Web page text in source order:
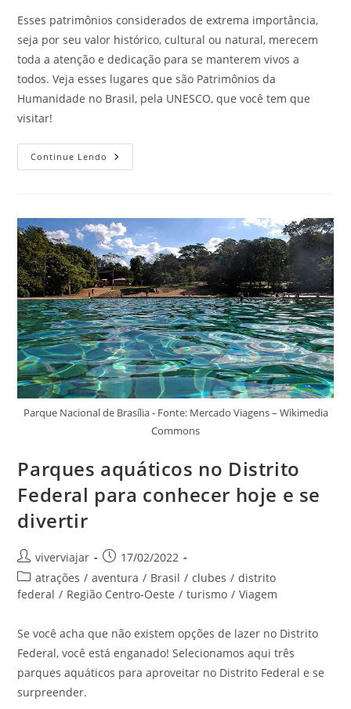
Esses patrimônios considerados de extrema importância,
seja por seu valor histórico, cultural ou natural, merecem
toda a atenção e dedicação para se manterem vivos a
todos. Veja esses lugares que são Patrimônios da
Humanidade no Brasil, pela UNESCO, que você tem que
visitar!
Continue Lendo Patrimônios
Da
Todo
Brasileiro
Precisa
Visitar
Pelo
Menos
Uma
Vez
Na
Vida
Parque Nacional de Brasília - Fonte: Mercado Viagens – Wikimedia
Commons
Parques aquáticos no Distrito
Federal para conhecer hoje e se
divertir
Autor
do
post:
viverviajar
Post
publicado:
17/02/2022
Categoria
do
atrações / aventura / Brasil / clubes / distrito
federal / Região Centro-Oeste / turismo / Viagem
Se você acha que não existem opções de lazer no Distrito
Federal, você está enganado! Selecionamos aqui três
parques aquáticos para aproveitar no Distrito Federal e se
surpreender.